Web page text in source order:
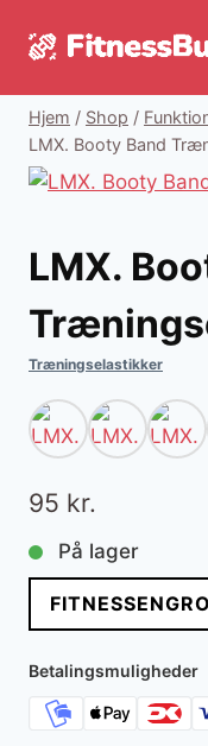
Hjem / Shop /
LMX. Booty Band
LMX.
Træningselastikker
95 kr.
På lager
Betalingsmuligheder